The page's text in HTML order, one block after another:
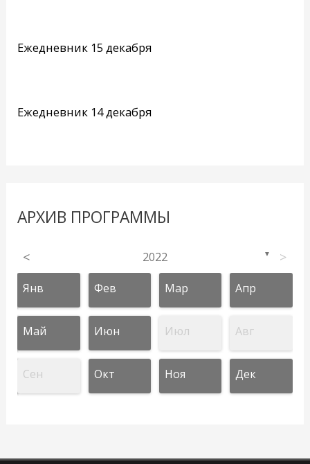
Ежедневник 15 декабря
Ежедневник 14 декабря
АРХИВ ПРОГРАММЫ
< 2022 ▼ >
Янв Фев Мар Апр
Май Июн Июл Авг
Сен Окт Ноя Дек